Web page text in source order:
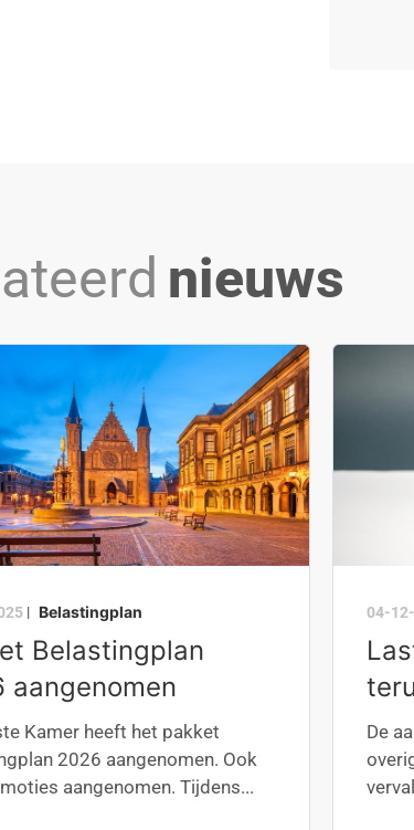
nieuws
| Belastingplan
Belastingplan
aangenomen
Kamer heeft het pakket
2026 aangenomen. Ook
aangenomen. Tijdens...
04-
De